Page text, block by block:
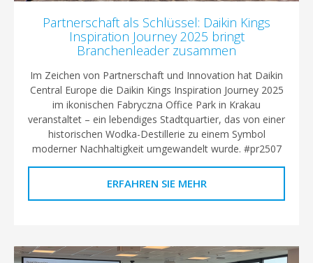
Partnerschaft als Schlüssel: Daikin Kings
Inspiration Journey 2025 bringt
Branchenleader zusammen
Im Zeichen von Partnerschaft und Innovation hat Daikin
Central Europe die Daikin Kings Inspiration Journey 2025
im ikonischen Fabryczna Office Park in Krakau
veranstaltet – ein lebendiges Stadtquartier, das von einer
historischen Wodka-Destillerie zu einem Symbol
moderner Nachhaltigkeit umgewandelt wurde. #pr2507
ERFAHREN SIE MEHR